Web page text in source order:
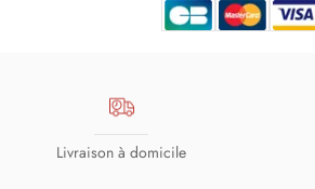
Livraison à domicile